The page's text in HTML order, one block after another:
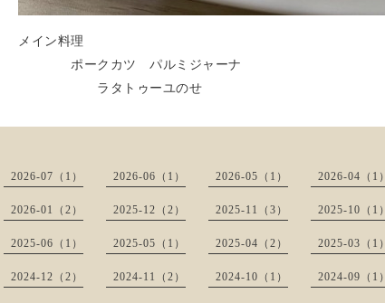
メ イン料理
ポークカツ パルミジャーナ
ラタトゥーユのせ
2026-07（1） 2026-06（1） 2026-05（1） 2026-04（1）
2026-01（2） 2025-12（2） 2025-11（3） 2025-10（1）
2025-06（1） 2025-05（1） 2025-04（2） 2025-03（1）
2024-12（2） 2024-11（2） 2024-10（1） 2024-09（1）